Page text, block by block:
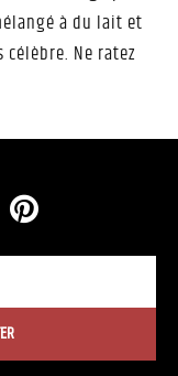
à du lait et
Ne ratez